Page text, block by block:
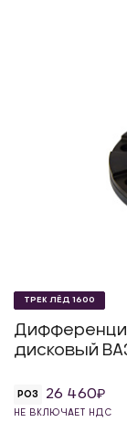
ТРЕК ЛЁД 1600
дисковый
РОЗ 26 460
НЕ ВКЛЮЧАЕТ НДС